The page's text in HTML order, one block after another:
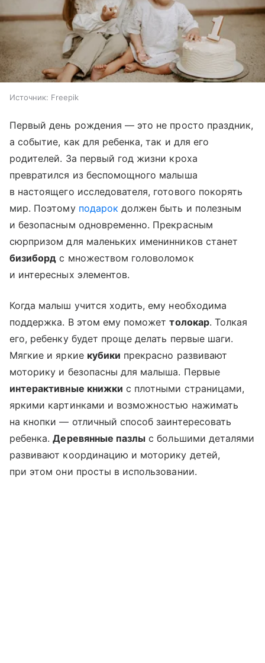
Источник: Freepik
Первый день рождения — это не просто праздник,
а событие, как для ребенка, так и для его
родителей. За первый год жизни кроха
превратился из беспомощного малыша
в настоящего исследователя, готового покорять
мир. Поэтому подарок должен быть и полезным
и безопасным одновременно. Прекрасным
сюрпризом для маленьких именинников станет
бизиборд с множеством головоломок
и интересных элементов.
Когда малыш учится ходить, ему необходима
поддержка. В этом ему поможеттолокар. Толкая
его, ребенку будет проще делать первые шаги.
Мягкие и яркие кубики прекрасно развивают
моторику и безопасны для малыша. Первые
интерактивные книжки с плотными страницами,
яркими картинками и возможностью нажимать
на кнопки — отличный способ заинтересовать
ребенка.Деревянные пазлы с большими деталями
развивают координацию и моторику детей,
при этом они просты в использовании.